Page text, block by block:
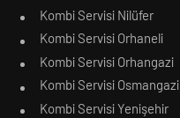
Kombi Servisi Nilüfer
Kombi Servisi Orhaneli
Kombi Servisi Orhangazi
Kombi Servisi Osmangazi
Kombi Servisi Yenişehir